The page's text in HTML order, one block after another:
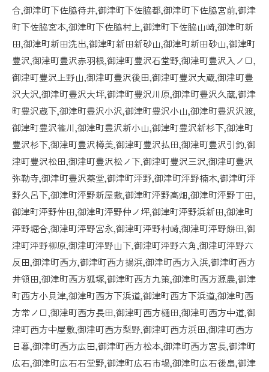
合,御津町下佐脇待井,御津町下佐脇都,御津町下佐脇宮前,御津
町下佐脇宮本,御津町下佐脇村上,御津町下佐脇山崎,御津町新
田,御津町新田洗出,御津町新田新砂山,御津町新田砂山,御津町
豊沢,御津町豊沢赤羽根,御津町豊沢石堂野,御津町豊沢入ノ口,
御津町豊沢上野山,御津町豊沢後田,御津町豊沢大蔵,御津町豊
沢大沢,御津町豊沢大坪,御津町豊沢川原,御津町豊沢久蔵,御津
町豊沢蔵下,御津町豊沢小沢,御津町豊沢小山,御津町豊沢沢渡,
御津町豊沢篠川,御津町豊沢新小山,御津町豊沢新杉下,御津町
豊沢杉下,御津町豊沢樽美,御津町豊沢払田,御津町豊沢引釣,御
津町豊沢松田,御津町豊沢松ノ下,御津町豊沢三沢,御津町豊沢
弥勒寺,御津町豊沢薬堂,御津町泙野,御津町泙野楠木,御津町泙
野久呂下,御津町泙野新屋敷,御津町泙野高畑,御津町泙野丁田,
御津町泙野仲田,御津町泙野仲ノ坪,御津町泙野浜新田,御津町
泙野堀合,御津町泙野宮永,御津町泙野村崎,御津町泙野餅田,御
津町泙野柳原,御津町泙野山下,御津町泙野六角,御津町泙野六
反田,御津町西方,御津町西方揚浜,御津町西方入浜,御津町西方
井領田,御津町西方狐塚,御津町西方九策,御津町西方源農,御津
町西方小貝津,御津町西方下浜道,御津町西方下浜道,御津町西
方常ノ口,御津町西方長田,御津町西方樋田,御津町西方中道,御
津町西方中屋敷,御津町西方梨野,御津町西方浜田,御津町西方
日暮,御津町西方広田,御津町西方松本,御津町西方宮長,御津町
広石,御津町広石石堂野,御津町広石市場,御津町広石後畠,御津